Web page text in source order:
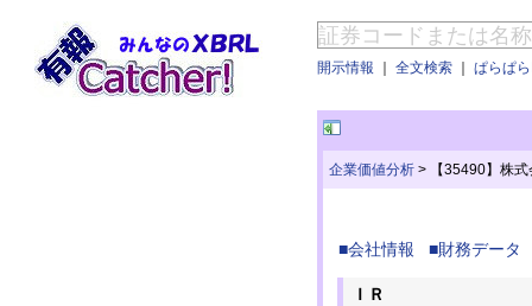
開示情報 ｜ 全文検索 ｜ ぱらぱ
企業価値分析 > 【35490】株
■会社情報 ■財務データ
ＩＲ